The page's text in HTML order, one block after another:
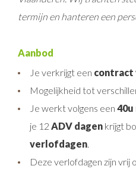
termijn en hanteren een
Aanbod
Je verkrijgt een contract
Mogelijkheid tot
Je werkt volgens een 40u
je 12 ADV dagen krijgt
verlofdagen.
Deze verlofdagen zijn vrij